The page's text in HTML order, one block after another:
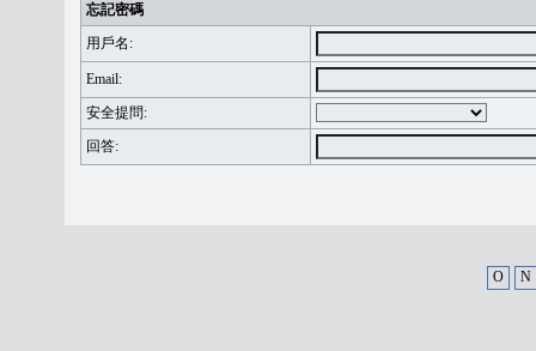
忘記密碼
用戶名:
Email:
安全提問:
回答:
O N